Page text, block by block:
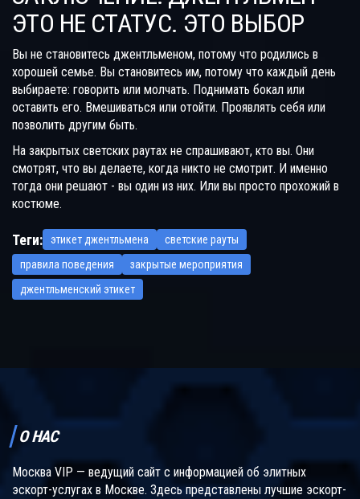
ЭТО НЕ СТАТУС. ЭТО ВЫБОР
Вы не становитесь джентльменом, потому что родились в
хорошей семье. Вы становитесь им, потому что каждый день
выбираете: говорить или молчать. Поднимать бокал или
оставить его. Вмешиваться или отойти. Проявлять себя или
позволить другим быть.
На закрытых светских раутах не спрашивают, кто вы. Они
смотрят, что вы делаете, когда никто не смотрит. И именно
тогда они решают - вы один из них. Или вы просто прохожий в
костюме.
Теги: этикет джентльмена
светские рауты
правила поведения
закрытые мероприятия
джентльменский этикет
О НАС
Москва VIP — ведущий сайт с информацией об элитных
эскорт-услугах в Москве. Здесь представлены лучшие эскорт-